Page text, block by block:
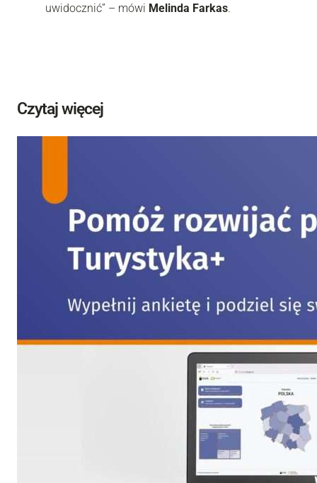
uwidocznić” – mówi Melinda Farkas.
Czytaj więcej